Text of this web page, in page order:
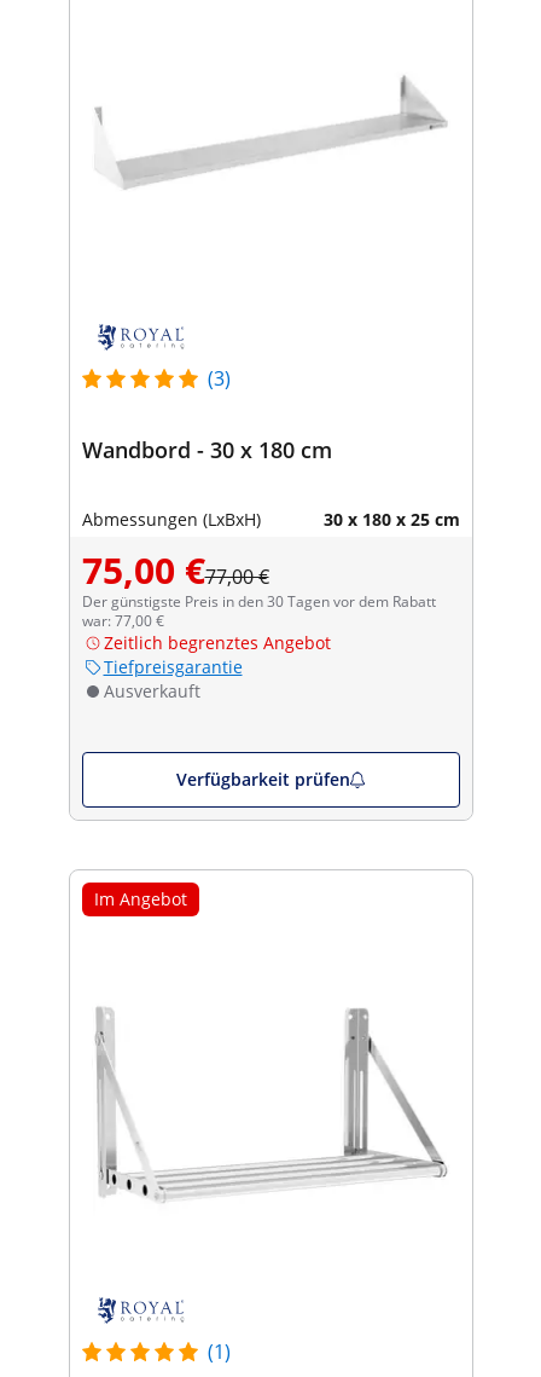
(3)
Wandbord - 30 x 180 cm
Abmessungen (LxBxH) 30 x 180 x 25 cm
75,00 €77,00 €
Der günstigste Preis in den 30 Tagen vor dem Rabatt
war: 77,00 €
Zeitlich begrenztes Angebot
Tiefpreisgarantie
Ausverkauft
Verfügbarkeit prüfen
Im Angebot
(1)